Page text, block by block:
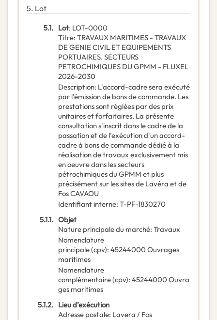
5. Lot
5.1. Lot: LOT-0000
Titre: TRAVAUX MARITIMES - TRAVAUX
DE GENIE CIVIL ET EQUIPEMENTS
PORTUAIRES. SECTEURS
PETROCHIMIQUES DU GPMM - FLUXEL
2026-2030
Description: L'accord-cadre sera exécuté
par l'émission de bons de commande. Les
prestations sont réglées par des prix
unitaires et forfaitaires. La présente
consultation s'inscrit dans le cadre de la
passation et de l'exécution d'un accord-
cadre à bons de commande dédié à la
réalisation de travaux exclusivement mis
en oeuvre dans les secteurs
pétrochimiques du GPMM et plus
précisément sur les sites de Lavéra et de
Fos CAVAOU
Identifiant interne: T-PF-1830270
5.1.1. Objet
Nature principale du marché: Travaux
Nomenclature
principale(cpv): 45244000 Ouvrages
maritimes
Nomenclature
complémentaire(cpv): 45244000 Ouvra
ges maritimes
5.1.2. Lieu d’exécution
Adresse postale: Lavera / Fos